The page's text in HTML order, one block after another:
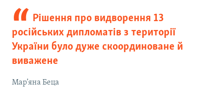
Рішення про видворення 13
російських дипломатів з території
України було дуже скоординоване й
виважене
Мар’яна Беца